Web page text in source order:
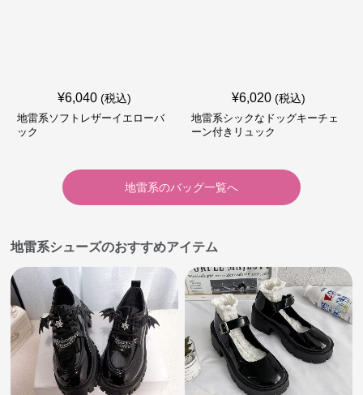
¥6,040 (税込)
地雷系ソフトレザーイエローバ
ック
¥6,020 (税込)
地雷系シックなドッグキーチェ
ーン付きリュック
地雷系のバッグ一覧へ
地雷系シューズのおすすめアイテム